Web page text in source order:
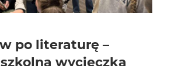
po literaturę –
wycieczka